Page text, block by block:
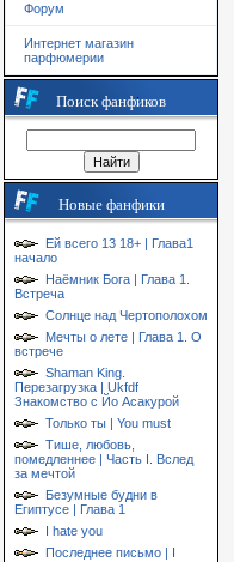
Форум
Интернет магазин
парфюмерии
Поиск фанфиков
Новые фанфики
Ей всего 13 18+ | Глава1
начало
Наёмник Бога | Глава 1.
Встреча
Солнце над Чертополохом
Мечты о лете | Глава 1. О
встрече
Shaman King.
Перезагрузка | Ukfdf
Знакомство с Йо Асакурой
Только ты | You must
Тише, любовь,
помедленнее | Часть I. Вслед
за мечтой
Безумные будни в
Египтусе | Глава 1
I hate you
Последнее письмо | I